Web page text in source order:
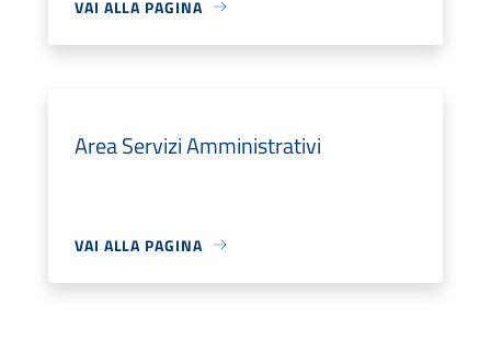
VAI ALLA PAGINA
Area Servizi Amministrativi
VAI ALLA PAGINA